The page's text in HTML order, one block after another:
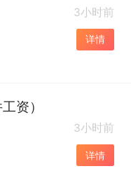
3小时前
详情
资）
3小时前
详情